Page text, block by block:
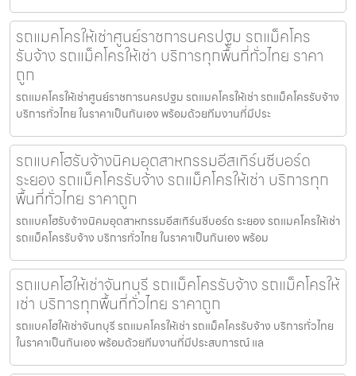
รถแมคโครให้เช่าศูนย์ราชการนครปฐม รถแม็คโคร
รับจ้าง รถแม็คโครให้เช่า บริการทุกพื้นที่ทั่วไทย ราคา
ถูก
รถแมคโครให้เช่าศูนย์ราชการนครปฐม รถแมคโครให้เช่า รถแม็คโครรับจ้าง
บริการทั่วไทย ในราคาเป็นกันเอง พร้อมด้วยทีมงานที่มีประ
รถแบคโฮรับจ้างนิคมอุตสาหกรรมอีสเทิร์นซีบอร์ด
ระยอง รถแม็คโครรับจ้าง รถแม็คโครให้เช่า บริการทุก
พื้นที่ทั่วไทย ราคาถูก
รถแบคโฮรับจ้างนิคมอุตสาหกรรมอีสเทิร์นซีบอร์ด ระยอง รถแมคโครให้เช่า
รถแม็คโครรับจ้าง บริการทั่วไทย ในราคาเป็นกันเอง พร้อม
รถแบคโฮให้เช่าจันทบุรี รถแม็คโครรับจ้าง รถแม็คโครให้
เช่า บริการทุกพื้นที่ทั่วไทย ราคาถูก
รถแบคโฮให้เช่าจันทบุรี รถแมคโครให้เช่า รถแม็คโครรับจ้าง บริการทั่วไทย
ในราคาเป็นกันเอง พร้อมด้วยทีมงานที่มีประสบการณ์ แล